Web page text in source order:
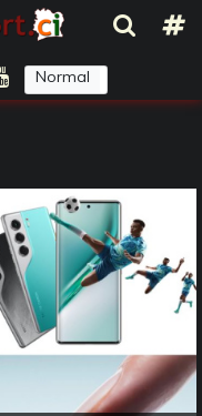
Normal